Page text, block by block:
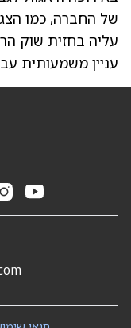
עליה בחזית שוק
עניין משמעותית